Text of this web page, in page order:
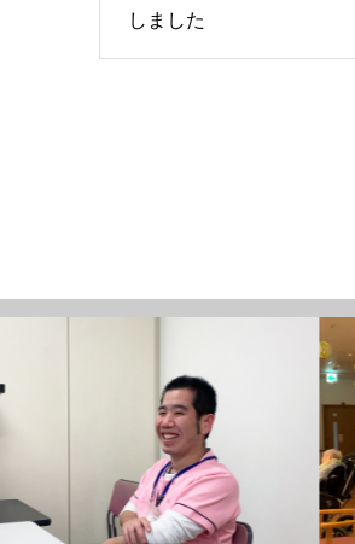
しました